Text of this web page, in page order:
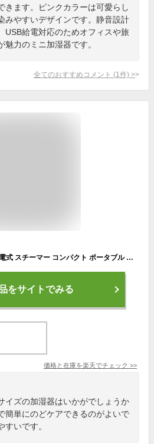
きます。ピンクカラーは可愛らし
みやすいデザインです。静音設計
USB給電対応のためオフィスや旅
力のミニ加湿器です。
全てのおすすめコメント (1 件) >
送料無料 ミニ加湿器 USB充電式 スチーマー コンパクト ポータブル 加湿器 携帯用 持ち運び 卓上 光る 保湿 ミスト 潤う かわいい おしゃれ オフィス 卓上 ハンディ サイズ
をサイトでみる
価格と在庫を楽天でチェック >>
イズの加湿器はいかがでしょうか
簡単にのどケアできるのがよいで
いです。